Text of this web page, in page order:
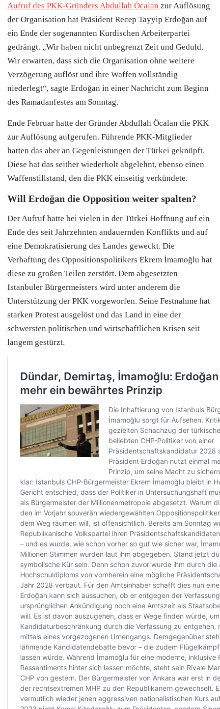
Aufruf des PKK-Gründers Abdullah Öcalan zur Auflösung
der Organisation hat Präsident Recep Tayyip Erdoğan auf
ein Ende der sogenannten Kurdischen Arbeiterpartei
gedrängt. „Wir haben nicht unbegrenzt Zeit und Geduld.
Wir erwarten, dass sich die Organisation ohne weitere
Verzögerung auflöst und ihre Waffen vollständig
niederlegt“, sagte Erdoğan in einer Nachricht zum Beginn
des Ramadanfestes am Sonntag.
Ende Februar hatte der Gründer Abdullah Öcalan die PKK
zur Auflösung aufgerufen. Führende PKK-Mitglieder
hatten das aber an Gegenleistungen der Türkei geknüpft.
Diese hat das seither wiederholt abgelehnt, ebenso einen
Waffenstillstand, den die PKK einseitig verkündete.
Will Erdoğan die Opposition weiter spalten?
Der Aufruf hatte bei vielen in der Türkei Hoffnung auf ein
Ende des seit Jahrzehnten andauernden Konflikts und auf
eine Demokratisierung des Landes geweckt. Die
Verhaftung des Oppositionspolitikers Ekrem İmamoğlu hat
diese zu großen Teilen zerstört. Dem abgesetzten
Istanbuler Bürgermeisters wird unter anderem die
Unterstützung der PKK vorgeworfen. Seine Festnahme hat
starken Protest ausgelöst und das Land in eine der
schwersten politischen und wirtschaftlichen Krisen seit
langem gestürzt.